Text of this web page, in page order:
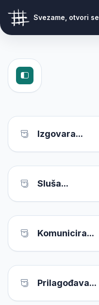
Svezame, otvori se
Izgovara...
Sluša...
Komunicira...
Prilagođava...